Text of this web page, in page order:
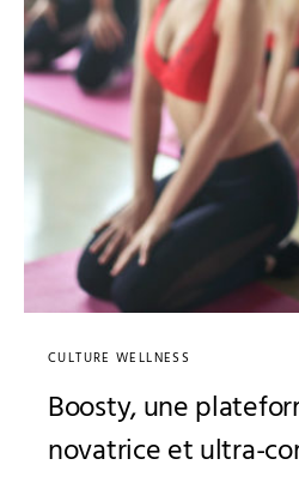
CULTURE WELLNESS
Boosty, une
novatrice et ultra-